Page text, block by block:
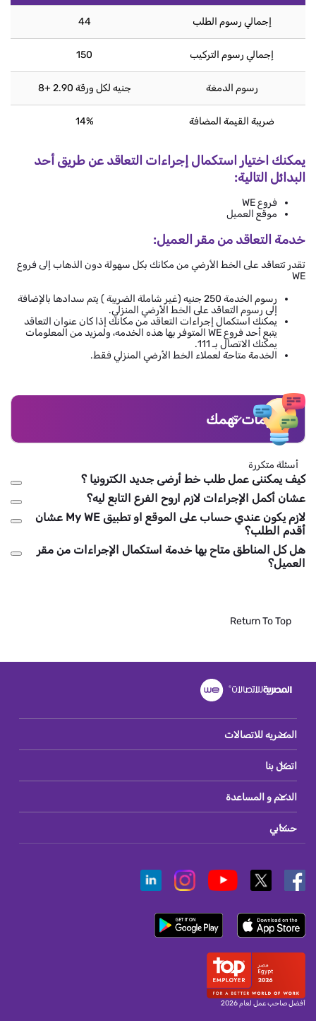
إجمالي رسوم الطلب 44
إجمالي رسوم التركيب 150
رسوم الدمغة جنيه لكل ورقة 2.90 +8
ضريبة القيمة المضافة 14%
يمكنك اختيار استكمال إجراءات التعاقد عن طريق أحد
البدائل التالية:
فروع WE
موقع العميل
خدمة التعاقد من مقر العميل:
تقدر تتعاقد على الخط الأرضي من مكانك بكل سهولة دون الذهاب إلى فروع
WE
رسوم الخدمة 250 جنيه (غير شاملة الضريبة ) يتم سدادها بالإضافة
إلى رسوم التعاقد على الخط الأرضي المنزلي.
يمكنك استكمال إجراءات التعاقد من مكانك إذا كان عنوان التعاقد
يتبع أحد فروع WE المتوفر بها هذه الخدمه، ولمزيد من المعلومات
يمكنك الاتصال بـ 111.
الخدمة متاحة لعملاء الخط الأرضي المنزلي فقط.
معلومات تهمك
أسئلة متكررة
كيف يمكننى عمل طلب خط أرضى جديد الكترونيا ؟
عشان أكمل الإجراءات لازم اروح الفرع التابع ليه؟
لازم يكون عندي حساب على الموقع او تطبيق My WE عشان
أقدم الطلب؟
هل كل المناطق متاح بها خدمة استكمال الإجراءات من مقر
العميل؟
Return To Top
المصريه للاتصالات
اتصل بنا
الدعم و المساعدة
حسابي
أفضل صاحب عمل لعام 2026